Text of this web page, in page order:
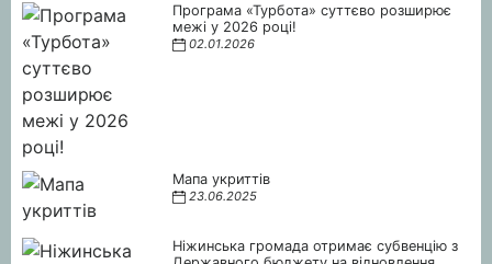
Програма «Турбота» суттєво розширює
межі у 2026 році!
02.01.2026
Мапа укриттів
23.06.2025
Ніжинська громада отримає субвенцію з